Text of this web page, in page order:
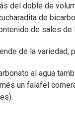
del doble de
de
de sales de
de la variedad,
al agua
un falafel